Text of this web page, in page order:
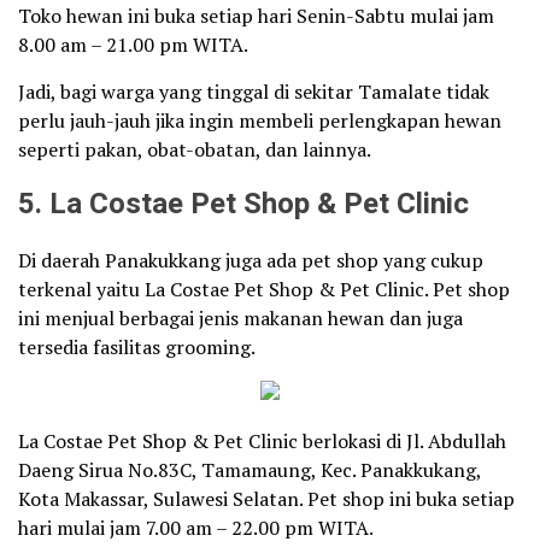
Toko hewan ini buka setiap hari Senin-Sabtu mulai jam
8.00 am – 21.00 pm WITA.
Jadi, bagi warga yang tinggal di sekitar Tamalate tidak
perlu jauh-jauh jika ingin membeli perlengkapan hewan
seperti pakan, obat-obatan, dan lainnya.
5. La Costae Pet Shop & Pet Clinic
Di daerah Panakukkang juga ada pet shop yang cukup
terkenal yaitu La Costae Pet Shop & Pet Clinic. Pet shop
ini menjual berbagai jenis makanan hewan dan juga
tersedia fasilitas grooming.
La Costae Pet Shop & Pet Clinic berlokasi di Jl. Abdullah
Daeng Sirua No.83C, Tamamaung, Kec. Panakkukang,
Kota Makassar, Sulawesi Selatan. Pet shop ini buka setiap
hari mulai jam 7.00 am – 22.00 pm WITA.